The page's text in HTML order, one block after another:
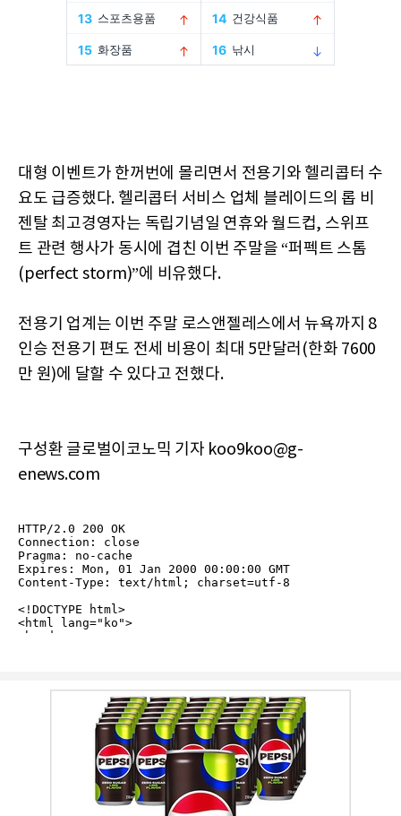
대형 이벤트가 한꺼번에 몰리면서 전용기와 헬리콥터 수
요도 급증했다. 헬리콥터 서비스 업체 블레이드의 롭 비
젠탈 최고경영자는 독립기념일 연휴와 월드컵, 스위프
트 관련 행사가 동시에 겹친 이번 주말을 “퍼펙트 스톰
(perfect storm)”에 비유했다.
전용기 업계는 이번 주말 로스앤젤레스에서 뉴욕까지 8
인승 전용기 편도 전세 비용이 최대 5만달러(한화 7600
만 원)에 달할 수 있다고 전했다.
구성환 글로벌이코노믹 기자 koo9koo@g-
enews.com